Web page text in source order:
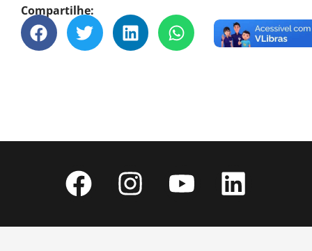
Compartilhe: